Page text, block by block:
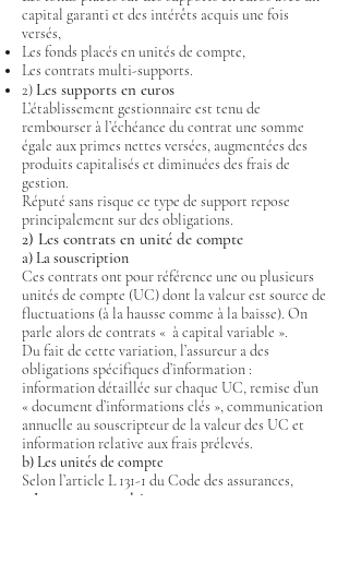
capital garanti et des intérêts acquis une fois
versés,
Les fonds placés en unités de compte,
Les contrats multi-supports.
2) Les supports en euros
L’établissement gestionnaire est tenu de
rembourser à l’échéance du contrat une somme
égale aux primes nettes versées, augmentées des
produits capitalisés et diminuées des frais de
gestion.
Réputé sans risque ce type de support repose
principalement sur des obligations.
2) Les contrats en unité de compte
a) La souscription
Ces contrats ont pour référence une ou plusieurs
unités de compte (UC) dont la valeur est source de
fluctuations (à la hausse comme à la baisse). On
parle alors de contrats « à capital variable ».
Du fait de cette variation, l’assureur a des
obligations spécifiques d’information :
information détaillée sur chaque UC, remise d’un
« document d’informations clés », communication
annuelle au souscripteur de la valeur des UC et
information relative aux frais prélevés.
b) Les unités de compte
Selon l’article L 131-1 du Code des assurances,
3. Les contrats multi-supports